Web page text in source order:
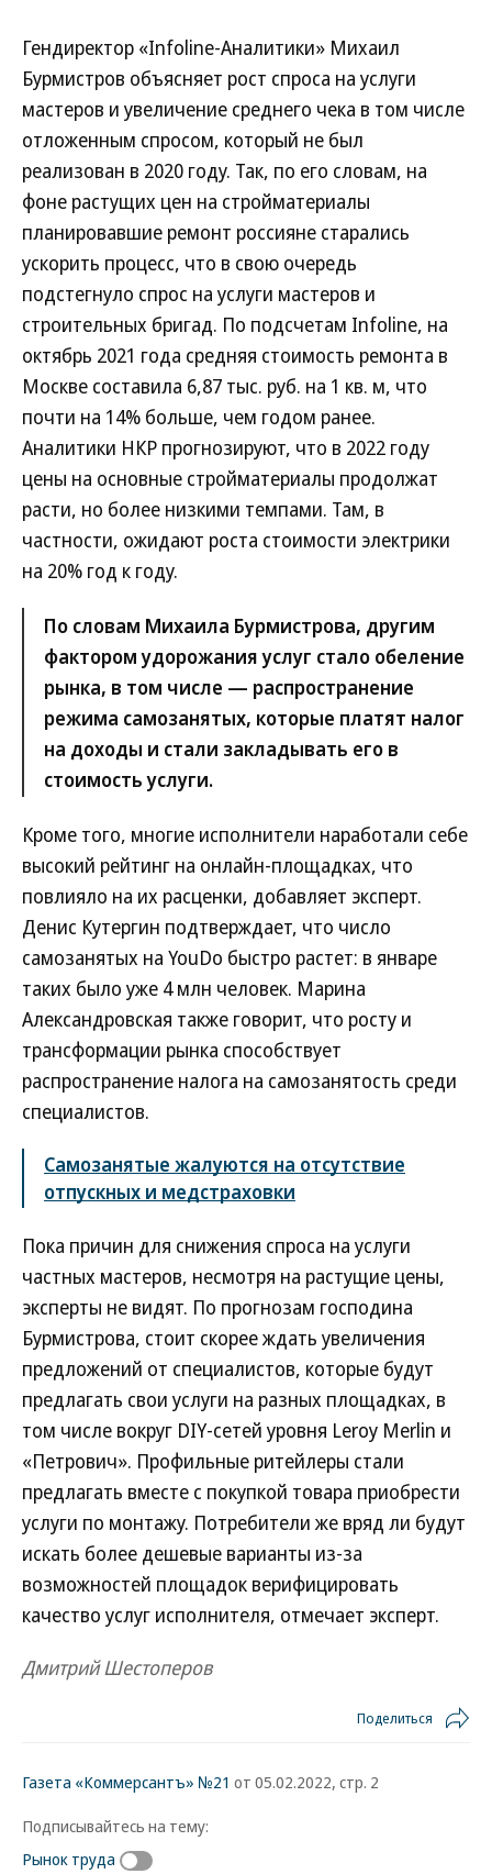
Гендиректор «Infoline-Аналитики» Михаил
Бурмистров объясняет рост спроса на услуги
мастеров и увеличение среднего чека в том числе
отложенным спросом, который не был
реализован в 2020 году. Так, по его словам, на
фоне растущих цен на стройматериалы
планировавшие ремонт россияне старались
ускорить процесс, что в свою очередь
подстегнуло спрос на услуги мастеров и
строительных бригад. По подсчетам Infoline, на
октябрь 2021 года средняя стоимость ремонта в
Москве составила 6,87 тыс. руб. на 1 кв. м, что
почти на 14% больше, чем годом ранее.
Аналитики НКР прогнозируют, что в 2022 году
цены на основные стройматериалы продолжат
расти, но более низкими темпами. Там, в
частности, ожидают роста стоимости электрики
на 20% год к году.
По словам Михаила Бурмистрова, другим
фактором удорожания услуг стало обеление
рынка, в том числе — распространение
режима самозанятых, которые платят налог
на доходы и стали закладывать его в
стоимость услуги.
Кроме того, многие исполнители наработали себе
высокий рейтинг на онлайн-площадках, что
повлияло на их расценки, добавляет эксперт.
Денис Кутергин подтверждает, что число
самозанятых на YouDo быстро растет: в январе
таких было уже 4 млн человек. Марина
Александровская также говорит, что росту и
трансформации рынка способствует
распространение налога на самозанятость среди
специалистов.
Самозанятые жалуются на отсутствие
отпускных и медстраховки
Пока причин для снижения спроса на услуги
частных мастеров, несмотря на растущие цены,
эксперты не видят. По прогнозам господина
Бурмистрова, стоит скорее ждать увеличения
предложений от специалистов, которые будут
предлагать свои услуги на разных площадках, в
том числе вокруг DIY-сетей уровня Leroy Merlin и
«Петрович». Профильные ритейлеры стали
предлагать вместе с покупкой товара приобрести
услуги по монтажу. Потребители же вряд ли будут
искать более дешевые варианты из-за
возможностей площадок верифицировать
качество услуг исполнителя, отмечает эксперт.
Дмитрий Шестоперов
Поделиться
Газета «Коммерсантъ» №21 от 05.02.2022, стр. 2
Подписывайтесь на тему:
Рынок труда